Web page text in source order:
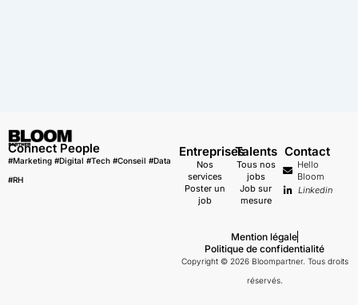
Connect People
#Marketing #Digital #Tech #Conseil #Data
#RH
Entreprises
Nos
services
Poster un
job
Talents
Tous nos
jobs
Job sur
mesure
Contact
Hello
Bloom
Linkedin
Mention légale
Politique de confidentialité
Copyright © 2026 Bloompartner. Tous droits
réservés.